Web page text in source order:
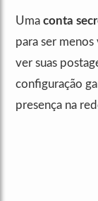
Uma conta
para ser
ver suas
configuração
presença na